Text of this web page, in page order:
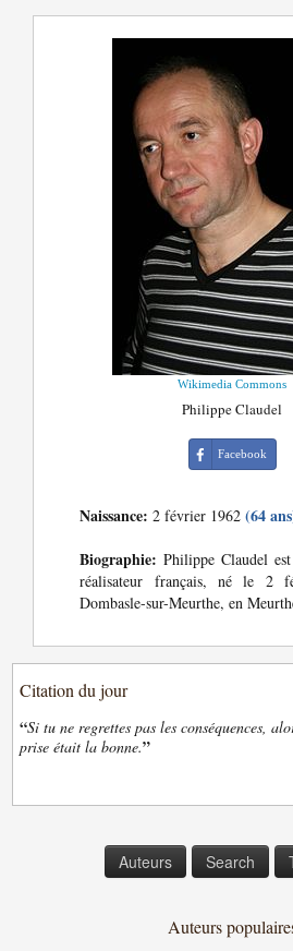
Wikimedia Commons
Philippe Claudel
Facebook
Naissance: 2 février 1962(64
Biographie: Philippe Claudel
réalisateur français, né le 2
Dombasle-sur-Meurthe, en
Citation du jour
“Si tu ne regrettes pas les conséquences,
prise était la bonne.”
Auteurs Search
Auteurs